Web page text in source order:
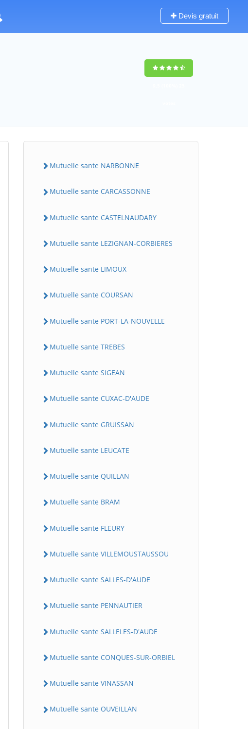
Devis gratuit
Mutuelle sante NARBONNE
Mutuelle sante CARCASSONNE
Mutuelle sante CASTELNAUDARY
Mutuelle sante LEZIGNAN-CORBIERES
Mutuelle sante LIMOUX
Mutuelle sante COURSAN
Mutuelle sante PORT-LA-NOUVELLE
Mutuelle sante TREBES
Mutuelle sante SIGEAN
Mutuelle sante CUXAC-D'AUDE
Mutuelle sante GRUISSAN
Mutuelle sante LEUCATE
Mutuelle sante QUILLAN
Mutuelle sante BRAM
Mutuelle sante FLEURY
Mutuelle sante VILLEMOUSTAUSSOU
Mutuelle sante SALLES-D'AUDE
Mutuelle sante PENNAUTIER
Mutuelle sante SALLELES-D'AUDE
Mutuelle sante CONQUES-SUR-ORBIEL
Mutuelle sante VINASSAN
Mutuelle sante OUVEILLAN